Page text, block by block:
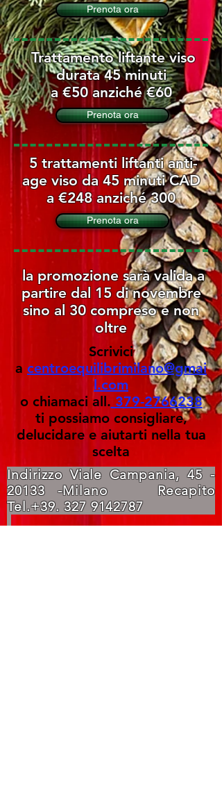
Prenota ora
Trattamento liftante viso
durata 45 minuti
a €50 ​anziché €60
Prenota ora
5 trattamenti liftanti anti-
age viso da 45 minuti CAD
a €248 anziché 300
Prenota ora
la promozione sarà valida a
partire dal 15 di novembre
sino al 30 compreso e non
oltre
Scrivici
a centroequilibrimilano@gmai
l.com
o chiamaci all. 379-2766238
ti possiamo consigliare,
delucidare e aiutarti nella tua
scelta
Indirizzo Viale Campania,45 -
20133-Milano Recapito
Tel.+39. 327 9142787